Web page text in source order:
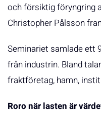
och försiktig föryngring
Christopher Pålsson
Seminariet samlade ett
från industrin. Bland
fraktföretag, hamn,
Roro när lasten är